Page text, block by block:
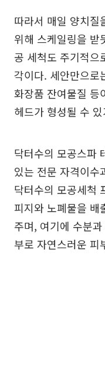
따라서 매일 양치질
위해 스케일링을 받
공 세척도 주기적으
각이다. 세안만으로
화장품 잔여물질 등
헤드가 형성될 수
닥터수의 모공스파
있는 전문 자격이수
닥터수의 모공세척
피지와 노폐물을 배
주며, 여기에 수분
부로 자연스러운 피